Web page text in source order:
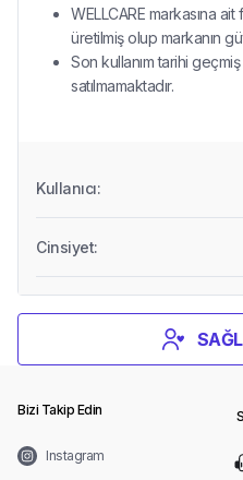
WELLCARE markasına
üretilmiş olup markanın
Son kullanım tarihi
satılmamaktadır.
Kullanıcı:
Cinsiyet:
Bizi Takip Edin
Instagram